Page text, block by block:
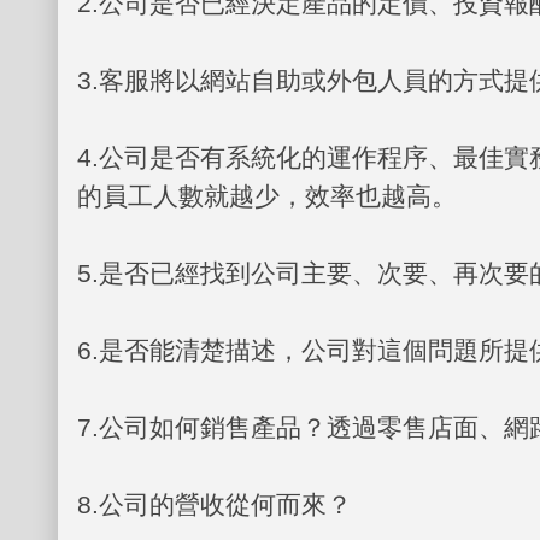
3.客服將以網站自助或外包人員的方式
4.公司是否有系統化的運作程序、最佳
的員工人數就越少，效率也越高。
5.是否已經找到公司主要、次要、再次
6.是否能清楚描述，公司對這個問題所
7.公司如何銷售產品？透過零售店面、網
8.公司的營收從何而來？